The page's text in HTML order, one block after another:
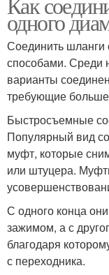
одного
Соединить шланги
способами. Среди
варианты
требующие
Быстросъемные
Популярный вид
муфт, которые
или штуцера.
С одного конца
зажимом, а с
благодаря
с переходника.